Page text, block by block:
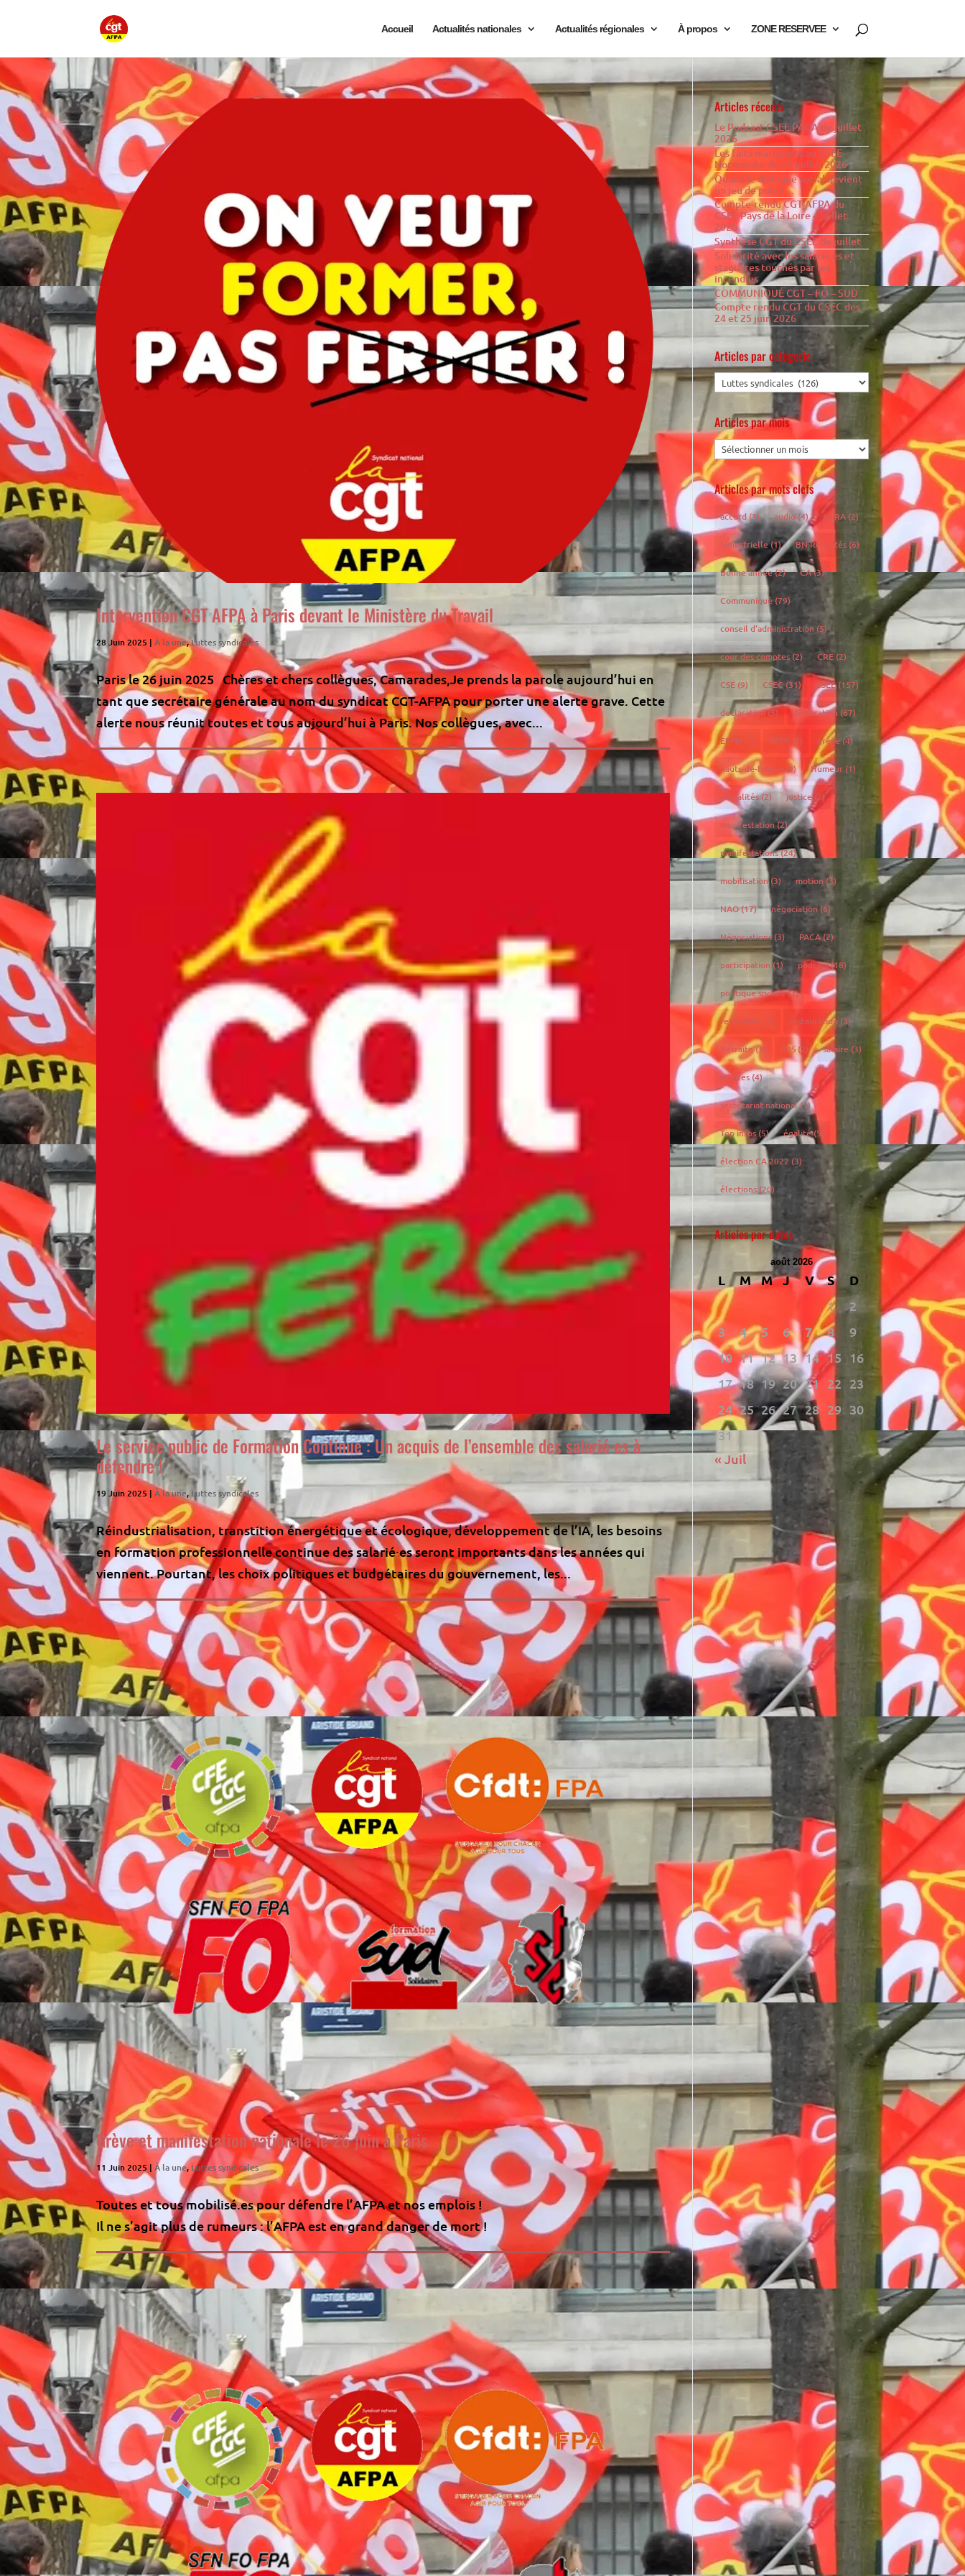
Accueil Actualités nationales Actualités régionales À propos ZONE RESERVEE
Intervention CGT AFPA à Paris devant le Ministère du Travail
28 Juin 2025 |À la une,Luttes syndicales
Paris le 26 juin 2025 Chères et chers collègues, Camarades,Je prends la parole aujourd’hui en
tant que secrétaire générale au nom du syndicat CGT-AFPA pour porter une alerte grave. Cette
alerte nous réunit toutes et tous aujourd’hui à Paris. Nos collègues, avec...
Le service public de Formation Continue : Un acquis de l’ensemble des salarié∙es à
défendre !
19 Juin 2025 |À la une,Luttes syndicales
Réindustrialisation, transtition énergétique et écologique, développement de l’IA, les besoins
en formation professionnelle continue des salarié∙es seront importants dans les années qui
viennent. Pourtant, les choix politiques et budgétaires du gouvernement, les...
Grève et manifestation nationale le 26 juin à Paris
11 Juin 2025 |À la une,Luttes syndicales
Toutes et tous mobilisé.es pour défendre l’AFPA et nos emplois !
Il ne s’agit plus de rumeurs : l’AFPA est en grand danger de mort !
Articles récents
Le Podcast CSEE PACA de juillet
2026
Les faits marquants au CSEE
Normandie du 21 juillet 2026
Quand le dialogue social devient
un jeu de poker…
Compte-rendu CGT-AFPA du
CSEE Pays de la Loire – juillet
2026
Synthèse CGT du CSEE de juillet
Solidarité avec les salarié·es et
stagiaires touchés par les
incendies
COMMUNIQUÉ CGT – FO – SUD
Compte rendu CGT du CSEC des
24 et 25 juin 2026
Articles par catégorie
Articles par mois
Articles par mots clefs
accord(3) audio(4) AURA(2)
bimestrielle(1) BN Retraités(6)
Bonne année(2) CA(3)
Communiqué(79)
conseil d'administration(5)
cour des comptes(2) CRE(2)
CSE(9) CSEC(31) CSEE(157)
declaration(5) déclaration(67)
EPFH (1) GEPP(2) grève(4)
hauts-de-france (9) Humeur(1)
inégalités(2) justice(2)
manifestation(2)
manifestations(24)
mobilisation(3) motion (3)
NAO(17) négociation(6)
Négociations(3) PACA(2)
participation (1) podcast(18)
politique sociale(3)
restaurant (3) restauration(3)
Retraite(3) RPS(2) salaire(3)
salaires(4)
secrétariat national(1)
Top infos(5) égalité(5)
élection CA 2022 (3)
élections(20)
Articles par dates
août 2026
L M M J V S
D
1
2
3
4 5 6 7 8
9
10 11 12 13 14 15
16
17 18 19 20 21 22 23
24 25 26 27 28 29 30
31
« Juil